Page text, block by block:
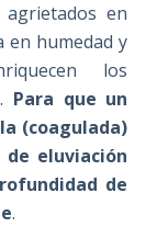
en
en humedad y
los
Para que un
(coagulada)
eluviación
de
.